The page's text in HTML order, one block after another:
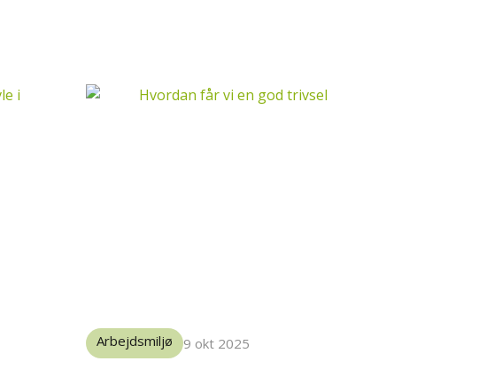
Arbejdsmiljø 9 okt 2025